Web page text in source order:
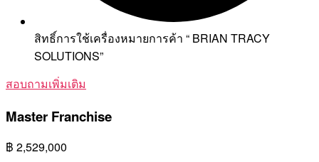
สิทธิ์การใช้เครื่องหมายการค้า “ BRIAN TRACY
SOLUTIONS”
สอบถามเพิ่มเติม
Master Franchise
฿ 2,529,000